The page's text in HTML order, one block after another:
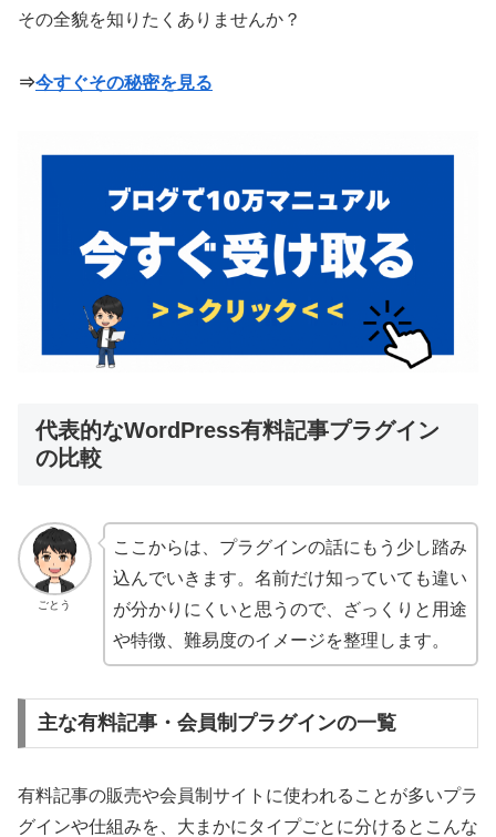
その全貌を知りたくありませんか？
⇒今すぐその秘密を見る
代表的なWordPress有料記事プラグイン
の比較
ごとう
ここからは、プラグインの話にもう少し踏み
込んでいきます。名前だけ知っていても違い
が分かりにくいと思うので、ざっくりと用途
や特徴、難易度のイメージを整理します。
主な有料記事・会員制プラグインの一覧
有料記事の販売や会員制サイトに使われることが多いプラ
グインや仕組みを、大まかにタイプごとに分けるとこんな